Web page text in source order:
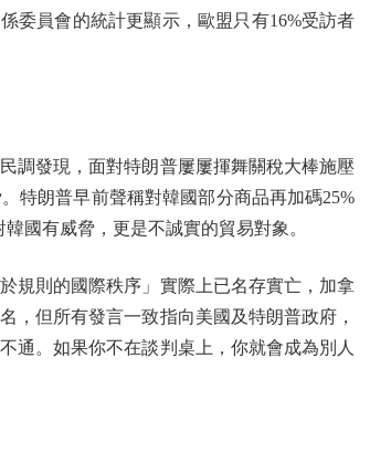
委員會的統計更顯示，歐盟只有16%受訪者
發現，面對特朗普屢屢揮舞關稅大棒施壓
特朗普早前聲稱對韓國部分商品再加碼25%
國有威脅，更是不誠實的貿易對象。
則的國際秩序」實際上已名存實亡，加拿
，但所有發言一致指向美國及特朗普政府，
通。如果你不在談判桌上，你就會成為別人